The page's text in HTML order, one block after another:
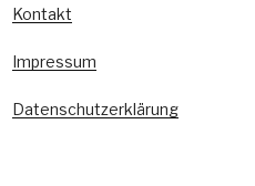
Kontakt
Impressum
Datenschutzerklärung